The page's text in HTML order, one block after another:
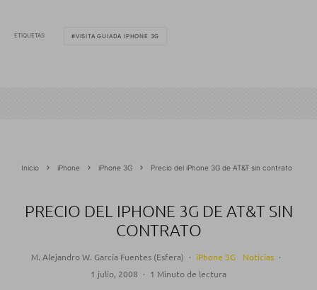
ETIQUETAS VISITA GUIADA IPHONE 3G
Inicio iPhone iPhone 3G Precio del iPhone 3G de AT&T sin contrato
PRECIO DEL IPHONE 3G DE AT&T SIN
CONTRATO
M. Alejandro W. García Fuentes (Esfera) · iPhone 3G Noticias ·
1 julio, 2008 · 1 Minuto de lectura